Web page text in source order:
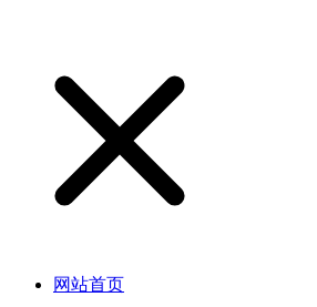
网站首页